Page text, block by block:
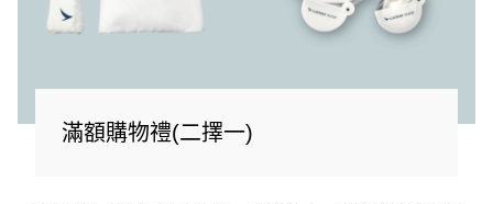
滿額購物禮(二擇一)